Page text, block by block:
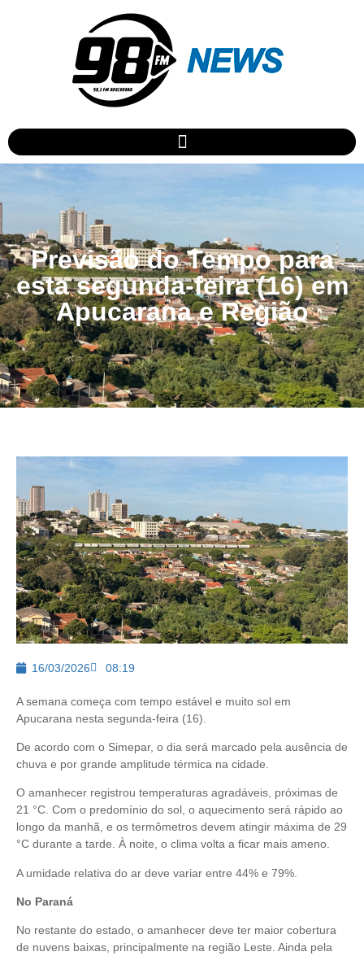
Previsão do Tempo para
esta segunda-feira (16) em
Apucarana e Região
16/03/2026 08:19
A semana começa com tempo estável e muito sol em
Apucarana nesta segunda-feira (16).
De acordo com o Simepar, o dia será marcado pela ausência de
chuva e por grande amplitude térmica na cidade.
O amanhecer registrou temperaturas agradáveis, próximas de
21 °C. Com o predomínio do sol, o aquecimento será rápido ao
longo da manhã, e os termômetros devem atingir máxima de 29
°C durante a tarde. À noite, o clima volta a ficar mais ameno.
A umidade relativa do ar deve variar entre 44% e 79%.
No Paraná
No restante do estado, o amanhecer deve ter maior cobertura
de nuvens baixas, principalmente na região Leste. Ainda pela